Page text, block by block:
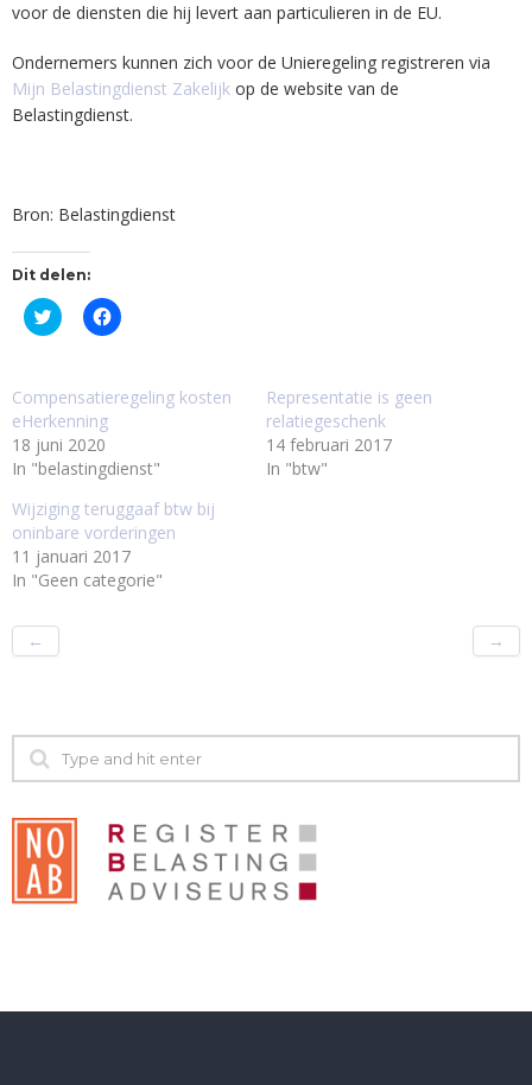
voor de diensten die hij levert aan particulieren in de EU.
Ondernemers kunnen zich voor de Unieregeling registreren via
Mijn Belastingdienst Zakelijk op de website van de
Belastingdienst.
Bron: Belastingdienst
Dit delen:
Klik
om
Twitter
(Wordt
in
een
nieuw
venster
geopend)
Klik
om
Facebook
(Wordt
venster
Compensatieregeling kosten
eHerkenning
18 juni 2020
In "belastingdienst"
Representatie is geen
relatiegeschenk
14 februari 2017
In "btw"
Wijziging teruggaaf btw bij
oninbare vorderingen
11 januari 2017
In "Geen categorie"
← →